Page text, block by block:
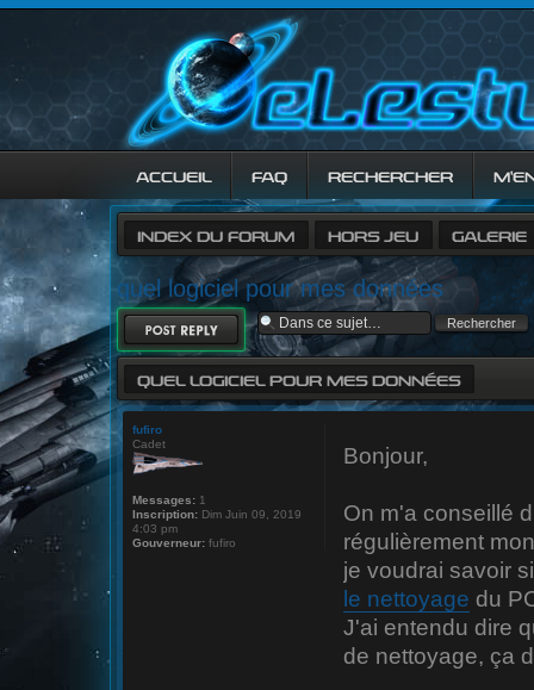
ACCUEIL FAQ RECHERCHER
INDEX DU FORUM HORS JEU GALERIE
quel logiciel pour mes données
RÉPONDRE
QUEL LOGICIEL POUR MES DONNÉES
Bonjour,
On m'a conseillé
régulièrement
je voudrai savoir
le nettoyage du
J'ai entendu dire
de nettoyage, ça
fufiro
Cadet
Messages: 1
Inscription: Dim Juin 09, 2019
4:03 pm
Gouverneur: fufiro